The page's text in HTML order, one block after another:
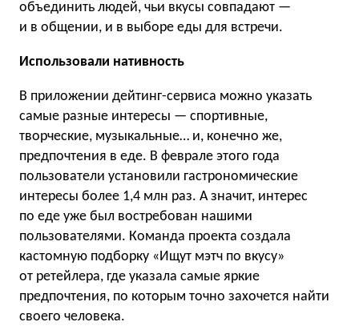
объединить людей, чьи вкусы совпадают —
и в общении, и в выборе еды для встречи.
Использовали нативность
В приложении дейтинг-сервиса можно указать
самые разные интересы — спортивные,
творческие, музыкальные… и, конечно же,
предпочтения в еде. В феврале этого года
пользователи установили гастрономические
интересы более 1,4 млн раз. А значит, интерес
по еде уже был востребован нашими
пользователями. Команда проекта создала
кастомную подборку «Ищут мэтч по вкусу»
от ретейлера, где указала самые яркие
предпочтения, по которым точно захочется найти
своего человека.